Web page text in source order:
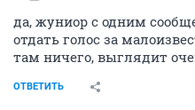
да, жуниор с одним
отдать голос за
там ничего, выглядит
ОТВЕТИТЬ